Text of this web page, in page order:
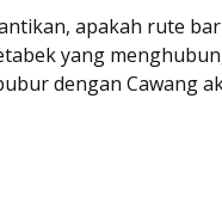
apakah rute
yang
dengan Cawang